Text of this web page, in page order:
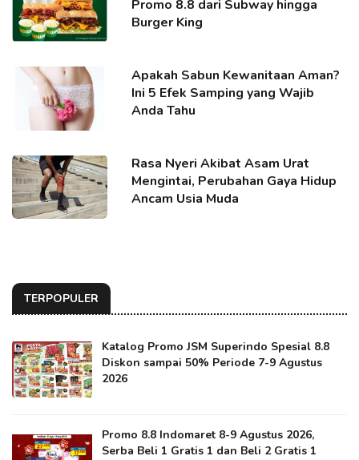
Promo 8.8 dari Subway hingga
Burger King
Apakah Sabun Kewanitaan Aman?
Ini 5 Efek Samping yang Wajib
Anda Tahu
Rasa Nyeri Akibat Asam Urat
Mengintai, Perubahan Gaya Hidup
Ancam Usia Muda
TERPOPULER
Katalog Promo JSM Superindo Spesial 8.8
Diskon sampai 50% Periode 7-9 Agustus
2026
Promo 8.8 Indomaret 8-9 Agustus 2026,
Serba Beli 1 Gratis 1 dan Beli 2 Gratis 1